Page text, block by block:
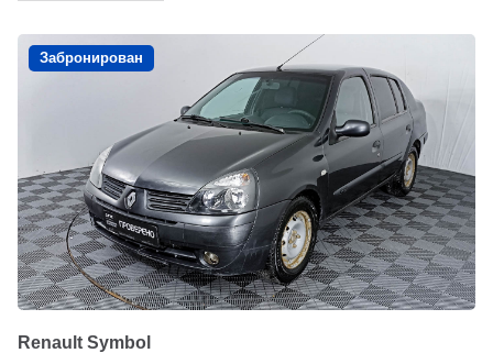
Забронирован
Renault Symbol